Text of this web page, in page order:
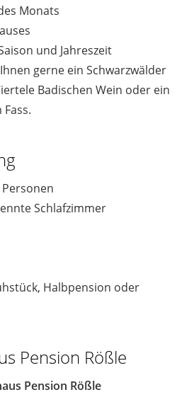
Monats
und Jahreszeit
gerne ein Schwarzwälder
Badischen Wein oder ein
Schlafzimmer
Halbpension oder
Pension Rößle
Pension Rößle